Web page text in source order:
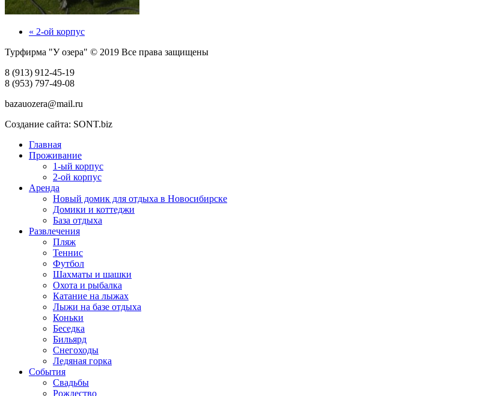
« 2-ой корпус
Турфирма "У озера" © 2019 Все права защищены
8 (913) 912-45-19
8 (953) 797-49-08
bazauozera@mail.ru
Создание сайта: SONT.biz
Главная
Проживание
1-ый корпус
2-ой корпус
Аренда
Новый домик для отдыха в Новосибирске
Домики и коттеджи
База отдыха
Развлечения
Пляж
Теннис
Футбол
Шахматы и шашки
Охота и рыбалка
Катание на лыжах
Лыжи на базе отдыха
Коньки
Беседка
Бильярд
Снегоходы
Ледяная горка
События
Свадьбы
Рождество